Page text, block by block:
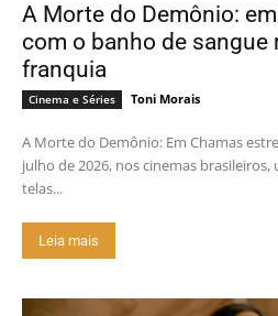
A Morte do Demônio:
com o banho de sangue
franquia
Cinema e Séries Toni Morais
A Morte do Demônio: Em Chamas
julho de 2026, nos cinemas brasileiros,
telas...
Leia mais